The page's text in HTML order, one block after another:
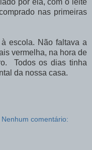
nas primeiras
escola. Não faltava a
vermelha, na hora de
Todos os dias tinha
da nossa casa.
Nenhum comentário: